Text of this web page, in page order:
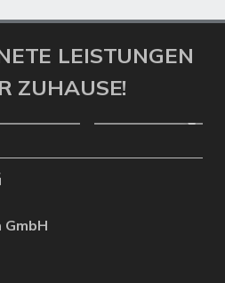
LEISTUNGEN
ZUHAUSE!
GmbH